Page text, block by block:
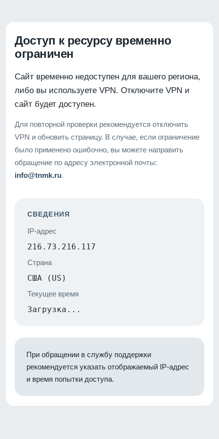
Доступ к ресурсу временно
ограничен
Сайт временно недоступен для вашего региона,
либо вы используете VPN. Отключите VPN и
сайт будет доступен.
Для повторной проверки рекомендуется отключить
VPN и обновить страницу. В случае, если ограничение
было применено ошибочно, вы можете направить
обращение по адресу электронной почты:
info@tnmk.ru.
СВЕДЕНИЯ
IP-адрес
216.73.216.117
Страна
США (US)
Текущее время
Загрузка...
При обращении в службу поддержки
рекомендуется указать отображаемый IP-адрес
и время попытки доступа.